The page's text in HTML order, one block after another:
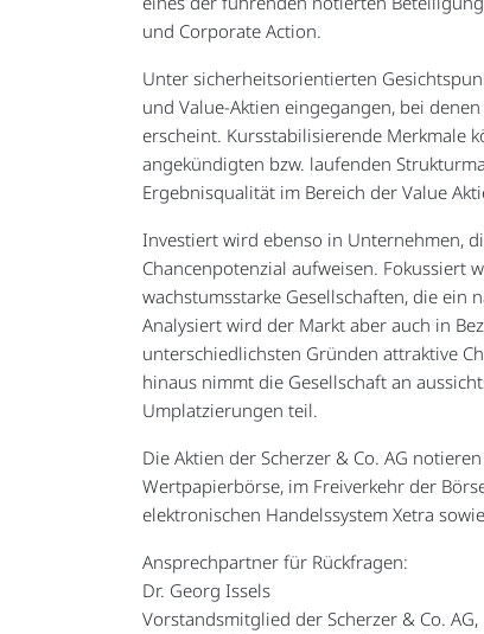
und Corporate Action.
Unter sicherheitsorientierten
und Value-Aktien eingegangen, bei
erscheint. Kursstabilisierende Merkmale
angekündigten bzw. laufenden
Ergebnisqualität im Bereich der Value
Investiert wird ebenso in Unternehmen,
Chancenpotenzial aufweisen. Fokussiert
wachstumsstarke Gesellschaften, die ein
Analysiert wird der Markt aber auch in
unterschiedlichsten Gründen attraktive
hinaus nimmt die Gesellschaft an
Umplatzierungen teil.
Die Aktien der Scherzer & Co. AG
Wertpapierbörse, im Freiverkehr der
elektronischen Handelssystem Xetra
Ansprechpartner für Rückfragen:
Dr. Georg Issels
Vorstandsmitglied der Scherzer & Co. AG,